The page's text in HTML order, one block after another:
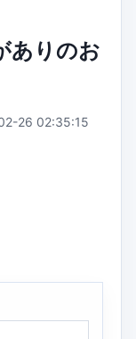
ありのお
26 02:35:15